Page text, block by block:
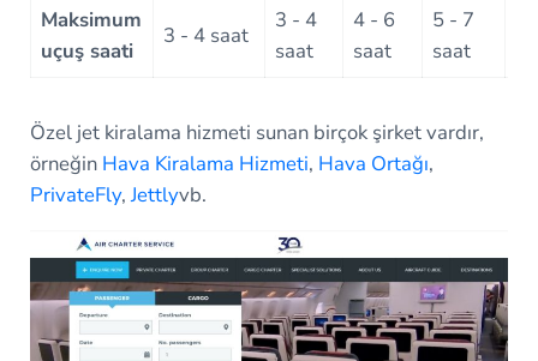
Maksimum
uçuş saati
3 - 4 saat
3 - 4
saat
4 - 6
saat
5 - 7
saat
Özel jet kiralama hizmeti sunan birçok şirket vardır,
örneğin Hava Kiralama Hizmeti, Hava Ortağı,
PrivateFly,Jettlyvb.